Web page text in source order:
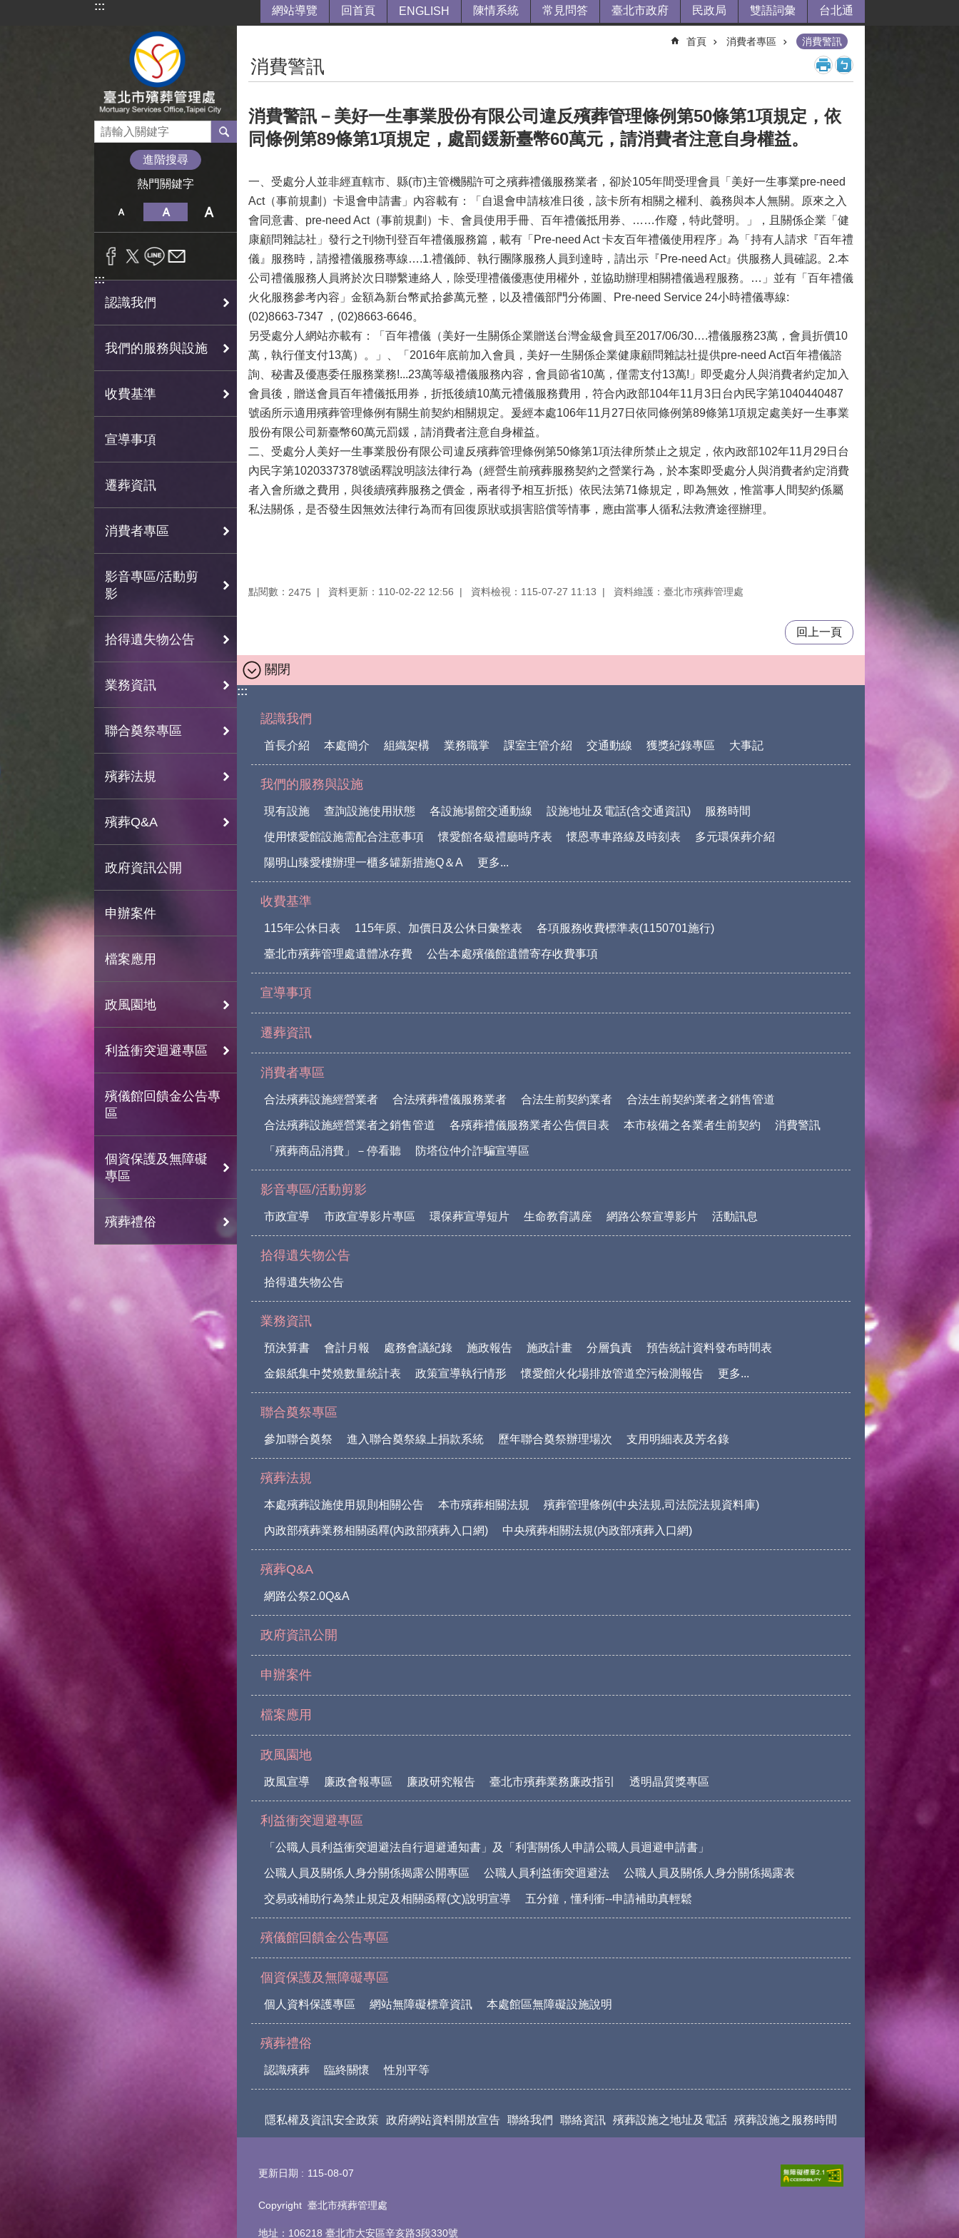
跳到主要內容區塊
::: 網站導覽 回首頁 ENGLISH 陳情系統 常見問答 臺北市政府 民政局 雙語詞彙 台北通
進階搜尋
熱門關鍵字
:::
認識我們
我們的服務與設施
收費基準
宣導事項
遷葬資訊
消費者專區
影音專區/活動剪
影
拾得遺失物公告
業務資訊
聯合奠祭專區
殯葬法規
殯葬Q&A
政府資訊公開
申辦案件
檔案應用
政風園地
利益衝突迴避專區
殯儀館回饋金公告專
區
個資保護及無障礙
專區
殯葬禮俗
首頁 消費者專區 消費警訊
消費警訊
消費警訊－美好一生事業股份有限公司違反殯葬管理條例第50條第1項規定，依
同條例第89條第1項規定，處罰鍰新臺幣60萬元，請消費者注意自身權益。
一、受處分人並非經直轄市、縣(市)主管機關許可之殯葬禮儀服務業者，卻於105年間受理會員「美好一生事業pre-need
Act（事前規劃）卡退會申請書」內容載有：「自退會申請核准日後，該卡所有相關之權利、義務與本人無關。原來之入
會同意書、pre-need Act（事前規劃）卡、會員使用手冊、百年禮儀抵用券、……作廢，特此聲明。」，且關係企業「健
康顧問雜誌社」發行之刊物刊登百年禮儀服務篇，載有「Pre-need Act 卡友百年禮儀使用程序」為「持有人請求『百年禮
儀』服務時，請撥禮儀服務專線….1.禮儀師、執行團隊服務人員到達時，請出示『Pre-need Act』供服務人員確認。2.本
公司禮儀服務人員將於次日聯繫連絡人，除受理禮儀優惠使用權外，並協助辦理相關禮儀過程服務。…」並有「百年禮儀
火化服務參考內容」金額為新台幣貳拾參萬元整，以及禮儀部門分佈圖、Pre-need Service 24小時禮儀專線:
(02)8663-7347 ，(02)8663-6646。
另受處分人網站亦載有：「百年禮儀（美好一生關係企業贈送台灣金級會員至2017/06/30….禮儀服務23萬，會員折價10
萬，執行僅支付13萬）。」、「2016年底前加入會員，美好一生關係企業健康顧問雜誌社提供pre-need Act百年禮儀諮
詢、秘書及優惠委任服務業務!...23萬等級禮儀服務內容，會員節省10萬，僅需支付13萬!」即受處分人與消費者約定加入
會員後，贈送會員百年禮儀抵用券，折抵後續10萬元禮儀服務費用，符合內政部104年11月3日台內民字第1040440487
號函所示適用殯葬管理條例有關生前契約相關規定。爰經本處106年11月27日依同條例第89條第1項規定處美好一生事業
股份有限公司新臺幣60萬元罰鍰，請消費者注意自身權益。
二、受處分人美好一生事業股份有限公司違反殯葬管理條例第50條第1項法律所禁止之規定，依內政部102年11月29日台
內民字第1020337378號函釋說明該法律行為（經營生前殯葬服務契約之營業行為，於本案即受處分人與消費者約定消費
者入會所繳之費用，與後續殯葬服務之價金，兩者得予相互折抵）依民法第71條規定，即為無效，惟當事人間契約係屬
私法關係，是否發生因無效法律行為而有回復原狀或損害賠償等情事，應由當事人循私法救濟途徑辦理。
點閱數： 2475 資料更新：110-02-22 12:56 資料檢視：115-07-27 11:13 資料維護：臺北市殯葬管理處
回上一頁
關閉
:::
認識我們
首長介紹 本處簡介 組織架構 業務職掌 課室主管介紹 交通動線 獲獎紀錄專區 大事記
我們的服務與設施
現有設施 查詢設施使用狀態 各設施場館交通動線 設施地址及電話(含交通資訊) 服務時間
使用懷愛館設施需配合注意事項 懷愛館各級禮廳時序表 懷恩專車路線及時刻表 多元環保葬介紹
陽明山臻愛樓辦理一櫃多罐新措施Q＆A 更多...
收費基準
115年公休日表 115年原、加價日及公休日彙整表 各項服務收費標準表(1150701施行)
臺北市殯葬管理處遺體冰存費 公告本處殯儀館遺體寄存收費事項
宣導事項
遷葬資訊
消費者專區
合法殯葬設施經營業者 合法殯葬禮儀服務業者 合法生前契約業者 合法生前契約業者之銷售管道
合法殯葬設施經營業者之銷售管道 各殯葬禮儀服務業者公告價目表 本市核備之各業者生前契約 消費警訊
「殯葬商品消費」－停看聽 防塔位仲介詐騙宣導區
影音專區/活動剪影
市政宣導 市政宣導影片專區 環保葬宣導短片 生命教育講座 網路公祭宣導影片 活動訊息
拾得遺失物公告
拾得遺失物公告
業務資訊
預決算書 會計月報 處務會議紀錄 施政報告 施政計畫 分層負責 預告統計資料發布時間表
金銀紙集中焚燒數量統計表 政策宣導執行情形 懷愛館火化場排放管道空污檢測報告 更多...
聯合奠祭專區
參加聯合奠祭 進入聯合奠祭線上捐款系統 歷年聯合奠祭辦理場次 支用明細表及芳名錄
殯葬法規
本處殯葬設施使用規則相關公告 本市殯葬相關法規 殯葬管理條例(中央法規,司法院法規資料庫)
內政部殯葬業務相關函釋(內政部殯葬入口網) 中央殯葬相關法規(內政部殯葬入口網)
殯葬Q&A
網路公祭2.0Q&A
政府資訊公開
申辦案件
檔案應用
政風園地
政風宣導 廉政會報專區 廉政研究報告 臺北市殯葬業務廉政指引 透明晶質獎專區
利益衝突迴避專區
「公職人員利益衝突迴避法自行迴避通知書」及「利害關係人申請公職人員迴避申請書」
公職人員及關係人身分關係揭露公開專區 公職人員利益衝突迴避法 公職人員及關係人身分關係揭露表
交易或補助行為禁止規定及相關函釋(文)說明宣導 五分鐘，懂利衝--申請補助真輕鬆
殯儀館回饋金公告專區
個資保護及無障礙專區
個人資料保護專區 網站無障礙標章資訊 本處館區無障礙設施說明
殯葬禮俗
認識殯葬 臨終關懷 性別平等
隱私權及資訊安全政策 政府網站資料開放宣告 聯絡我們 聯絡資訊 殯葬設施之地址及電話 殯葬設施之服務時間
更新日期 115-08-07
Copyright 臺北市殯葬管理處
地址：106218 臺北市大安區辛亥路3段330號